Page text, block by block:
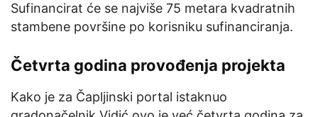
Sufinancirat će se najviše 75 metara kvadratnih
stambene površine po korisniku sufinanciranja.
Četvrta godina provođenja projekta
Kako je za Čapljinski portal istaknuo